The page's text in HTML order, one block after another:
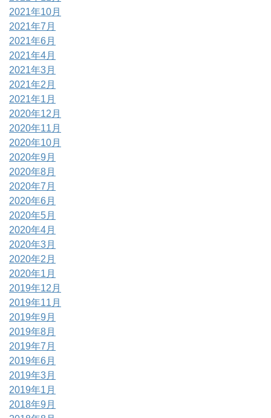
2021年10月
2021年7月
2021年6月
2021年4月
2021年3月
2021年2月
2021年1月
2020年12月
2020年11月
2020年10月
2020年9月
2020年8月
2020年7月
2020年6月
2020年5月
2020年4月
2020年3月
2020年2月
2020年1月
2019年12月
2019年11月
2019年9月
2019年8月
2019年7月
2019年6月
2019年3月
2019年1月
2018年9月